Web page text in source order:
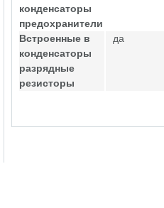
конденсаторы
предохранители
Встроенные в
конденсаторы
разрядные
резисторы
да